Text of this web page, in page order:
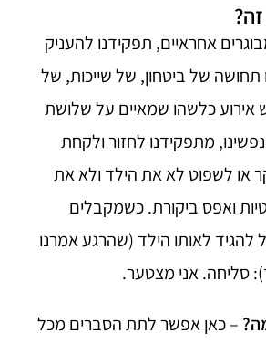
אחראיים, תפקידנו להעניק
תחושה של ביטחון, של שייכות, של
כלשהו שמאיים על שלושת
מתפקידנו לחזור ולקחת
או לשפוט לא את הילד ולא את
ואפס ביקורת. כשמקבלים
להגיד לאותו הילד (שהרגע אמרנו
סליחה. אני מצטער.
– כאן אפשר לתת הסברים מכל